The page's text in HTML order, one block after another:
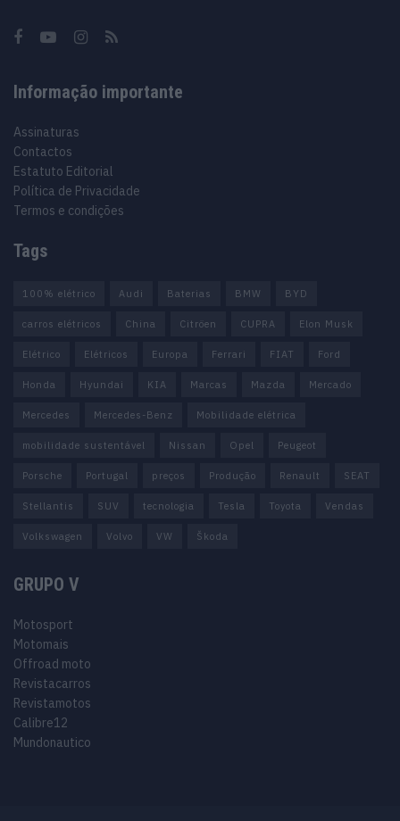
Informação importante
Assinaturas
Contactos
Estatuto Editorial
Política de Privacidade
Termos e condições
Tags
100% elétrico Audi Baterias BMW BYD
carros elétricos China Citröen CUPRA Elon Musk
Elétrico Elétricos Europa Ferrari FIAT Ford
Honda Hyundai KIA Marcas Mazda Mercado
Mercedes Mercedes-Benz Mobilidade elétrica
mobilidade sustentável Nissan Opel Peugeot
Porsche Portugal preços Produção Renault SEAT
Stellantis SUV tecnologia Tesla Toyota Vendas
Volkswagen Volvo VW Škoda
GRUPO V
Motosport
Motomais
Offroad moto
Revistacarros
Revistamotos
Calibre12
Mundonautico